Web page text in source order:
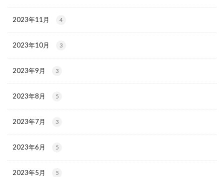
2023年11月 4
2023年10月 3
2023年9月 3
2023年8月 5
2023年7月 3
2023年6月 5
2023年5月 5